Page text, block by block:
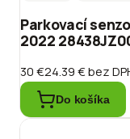
Parkovací
2022
30 €24.39 €bez
Do košíka